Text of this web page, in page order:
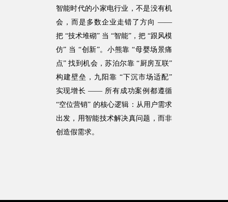
智能时代的小家电行业，不是没有机
会，而是多数企业走错了方向 ——
把 “技术堆砌” 当 “智能”，把 “跟风模
仿” 当 “创新”。小熊靠 “母婴场景痛
点” 找到机会，苏泊尔靠 “厨房互联”
构建壁垒，九阳靠 “下沉市场适配”
实现增长 —— 所有成功案例都遵循
“空位营销” 的核心逻辑：从用户需求
出发，用智能技术解决真问题，而非
创造假需求。